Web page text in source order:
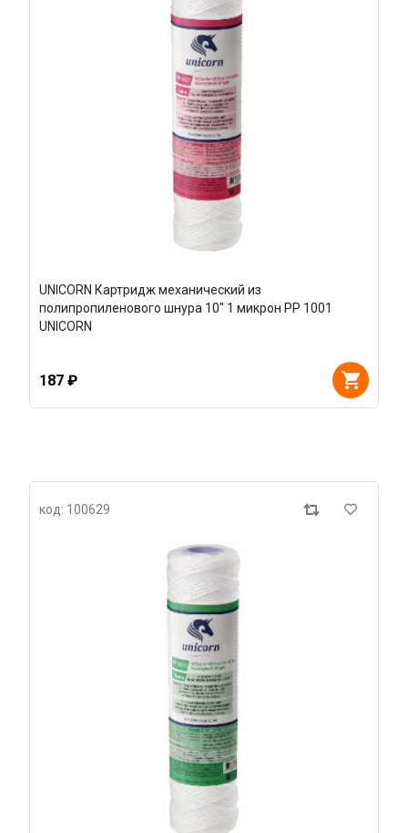
UNICORN Картридж механический из
полипропиленового шнура 10" 1 микрон РР 1001
UNICORN
187 ₽
код: 100629